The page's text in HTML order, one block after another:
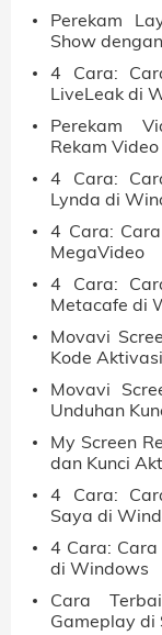
Perekam
Show
4 Cara:
LiveLeak di
Perekam
Rekam
4 Cara:
Lynda di
4 Cara:
MegaVideo
4 Cara:
Metacafe di
Movavi
Kode Aktivasi
Movavi
Unduhan
My Screen
dan Kunci
4 Cara:
Saya di
4 Cara:
di Windows
Cara
Gameplay di